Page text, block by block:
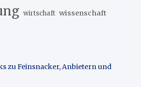
wirtschaft wissenschaft
zu Feinsnacker, Anbietern und